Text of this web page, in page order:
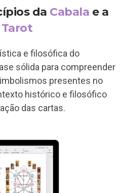
da Cabala e a
e filosófica do
sólida para compreender
presentes no
histórico e filosófico
das cartas.